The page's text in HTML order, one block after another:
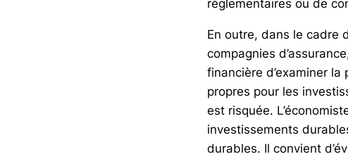
réglementaires ou de
En outre, dans le cadre
compagnies
financière d’examiner
propres pour les
est risquée.
investissements
durables. Il convient